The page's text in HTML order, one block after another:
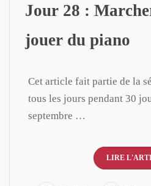
Jour 28 :
jouer du piano
Cet article fait partie de la
tous les jours pendant 30
septembre …
LIRE